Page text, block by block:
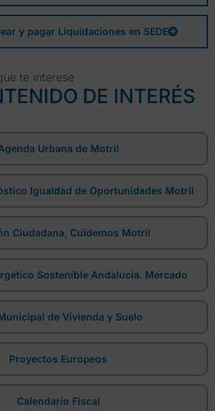
y pagar Liquidaciones en SEDE
te interese
DE INTERÉS
Urbana de Motril
Igualdad de Oportunidades Motril
Ciudadana, Cuidemos Motril
Sostenible Andalucía. Mercado
de Vivienda y Suelo
Proyectos Europeos
Calendario Fiscal